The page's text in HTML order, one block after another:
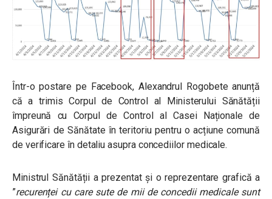
Într-o postare pe Facebook, Alexandrul Rogobete anunță
că a trimis Corpul de Control al Ministerului Sănătății
împreună cu Corpul de Control al Casei Naționale de
Asigurări de Sănătate în teritoriu pentru o acțiune comună
de verificare în detaliu asupra concediilor medicale.
Ministrul Sănătății a prezentat și o reprezentare grafică a
”recurenței cu care sute de mii de concedii medicale sunt